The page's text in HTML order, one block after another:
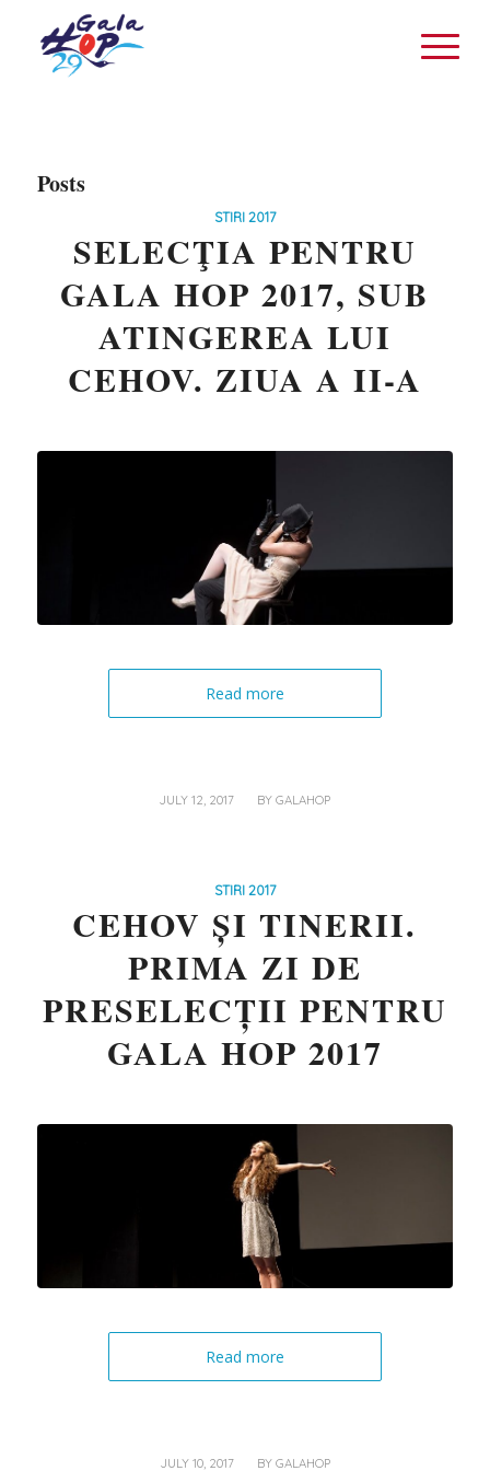
Posts
STIRI 2017
SELECŢIA PENTRU
GALA HOP 2017, SUB
ATINGEREA LUI
CEHOV. ZIUA A II-A
Read more
JULY 12, 2017
/ BYGALAHOP
STIRI 2017
CEHOV ȘI TINERII.
PRIMA ZI DE
PRESELECȚII PENTRU
GALA HOP 2017
Read more
JULY 10, 2017
/ BY GALAHOP